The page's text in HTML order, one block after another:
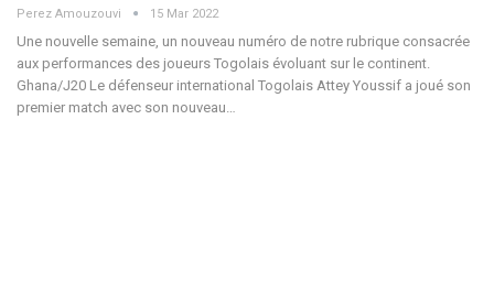
Perez Amouzouvi 15 Mar 2022
Une nouvelle semaine, un nouveau numéro de notre rubrique consacrée
aux performances des joueurs Togolais évoluant sur le continent.
Ghana/J20 Le défenseur international Togolais Attey Youssif a joué son
premier match avec son nouveau…